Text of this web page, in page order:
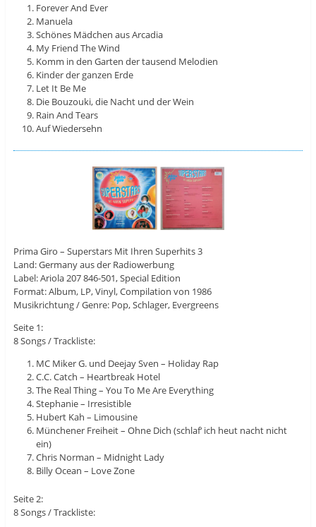
Forever And Ever
Manuela
Schönes Mädchen aus Arcadia
My Friend The Wind
Komm in den Garten der tausend Melodien
Kinder der ganzen Erde
Let It Be Me
Die Bouzouki, die Nacht und der Wein
Rain And Tears
Auf Wiedersehn
Prima Giro – Superstars Mit Ihren Superhits 3
Land: Germany aus der Radiowerbung
Label: Ariola 207 846-501, Special Edition
Format: Album, LP, Vinyl, Compilation von 1986
Musikrichtung / Genre: Pop, Schlager, Evergreens
Seite 1:
8 Songs / Trackliste:
MC Miker G. und Deejay Sven – Holiday Rap
C.C. Catch – Heartbreak Hotel
The Real Thing – You To Me Are Everything
Stephanie – Irresistible
Hubert Kah – Limousine
Münchener Freiheit – Ohne Dich (schlaf‘ ich heut nacht nicht
ein)
Chris Norman – Midnight Lady
Billy Ocean – Love Zone
Seite 2:
8 Songs / Trackliste: